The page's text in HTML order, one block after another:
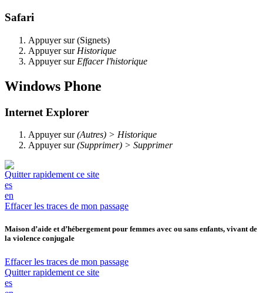
Safari
Appuyer sur(Signets)
Appuyer sur Historique
Appuyer sur Effacer l'historique
Windows Phone
Internet Explorer
Appuyer sur(Autres) > Historique
Appuyer sur(Supprimer) > Supprimer
Quitter rapidement ce site
es
en
Effacer les traces de mon passage
Maison d’aide et d’hébergement pour femmes avec ou sans enfants, vivant de
la violence conjugale
Effacer les traces de mon passage
Quitter rapidement ce site
es